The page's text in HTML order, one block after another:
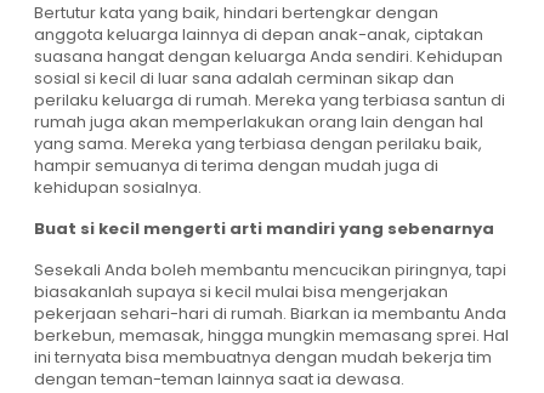
Bertutur kata yang baik, hindari bertengkar dengan
anggota keluarga lainnya di depan anak-anak, ciptakan
suasana hangat dengan keluarga Anda sendiri. Kehidupan
sosial si kecil di luar sana adalah cerminan sikap dan
perilaku keluarga di rumah. Mereka yang terbiasa santun di
rumah juga akan memperlakukan orang lain dengan hal
yang sama. Mereka yang terbiasa dengan perilaku baik,
hampir semuanya di terima dengan mudah juga di
kehidupan sosialnya.
Buat si kecil mengerti arti mandiri yang sebenarnya
Sesekali Anda boleh membantu mencucikan piringnya, tapi
biasakanlah supaya si kecil mulai bisa mengerjakan
pekerjaan sehari-hari di rumah. Biarkan ia membantu Anda
berkebun, memasak, hingga mungkin memasang sprei. Hal
ini ternyata bisa membuatnya dengan mudah bekerja tim
dengan teman-teman lainnya saat ia dewasa.